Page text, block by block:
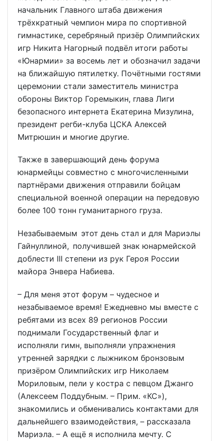
начальник Главного штаба движения
трёхкратный чемпион мира по спортивной
гимнастике, серебряный призёр Олимпийских
игр Никита Нагорный подвёл итоги работы
«Юнармии» за восемь лет и обозначил задачи
на ближайшую пятилетку. Почётными гостями
церемонии стали заместитель министра
обороны Виктор Горемыкин, глава Лиги
безопасного интернета Екатерина Мизулина,
президент регби-клуба ЦСКА Алексей
Митрюшин и многие другие.
Также в завершающий день форума
юнармейцы совместно с многочисленными
партнёрами движения отправили бойцам
специальной военной операции на передовую
более 100 тонн гуманитарного груза.
Незабываемым этот день стал и для Мариэлы
Гайнуллиной, получившей знак юнармейской
доблести III степени из рук Героя России
майора Энвера Набиева.
– Для меня этот форум – чудесное и
незабываемое время! Ежедневно мы вместе с
ребятами из всех 89 регионов России
поднимали Государственный флаг и
исполняли гимн, выполняли упражнения
утренней зарядки с лыжником бронзовым
призёром Олимпийских игр Николаем
Мориловым, пели у костра с певцом Джанго
(Алексеем Поддубным. – Прим. «КС»),
знакомились и обменивались контактами для
дальнейшего взаимодействия, – рассказала
Мариэла. – А ещё я исполнила мечту. С